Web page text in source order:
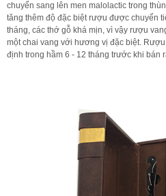
chuyển sang lên men malolactic trong
tăng thêm độ đặc biệt rượu được chuyển
tháng, các thớ gỗ khá mịn, vì vậy rượu
một chai vang với hương vị đặc biệt.
định trong hầm 6 - 12 tháng trước khi bán